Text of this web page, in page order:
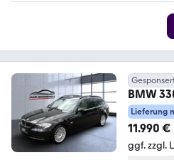
BMW
+ALU
Lieferung
11.990 €
ggf. zzgl.